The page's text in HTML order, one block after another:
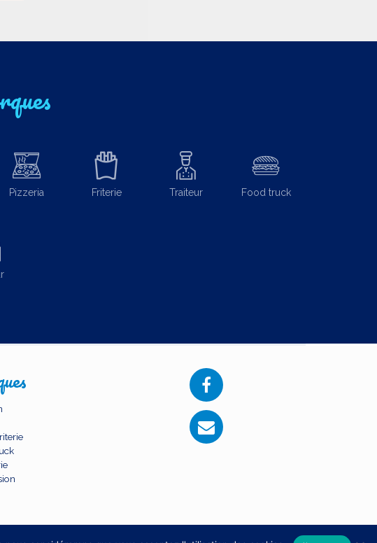
Pizzeria Friterie Traiteur Food truck